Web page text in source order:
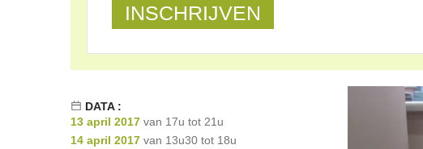
DATA :
13 april 2017 van 17u tot 21u
14 april 2017 van 13u30 tot 18u